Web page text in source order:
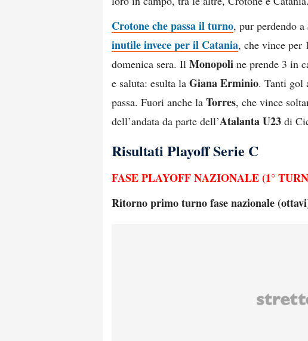
Crotone che passa il turno, pur perdendo a
inutile invece per il Catania, che vince per
domenica sera. Il Monopoli ne prende 3 in
e saluta: esulta la Giana Erminio. Tanti gol
passa. Fuori anche la Torres, che vince
dell’andata da parte dell’Atalanta U23 di
Risultati Playoff Serie C
FASE PLAYOFF NAZIONALE (1°
Ritorno primo turno fase nazionale